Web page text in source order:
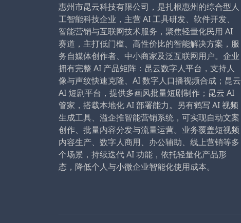
惠州市昆云科技有限公司，是扎根惠州的综合型人
工智能科技企业，主营 AI 工具研发、软件开发、
智能营销与互联网技术服务，聚焦轻量化民用 AI
赛道，主打低门槛、高性价比的智能解决方案，服
务自媒体创作者、中小商家及泛互联网用户。企业
拥有完整 AI 产品矩阵：昆云数字人平台，支持人
像与声纹快速克隆、AI 数字人口播视频合成；昆云
AI 短剧平台，提供多画风批量短剧制作；昆云 AI
管家，搭载本地化 AI 部署能力。另有鹤写 AI 视频
生成工具、溢企推智能营销系统，可实现自动文案
创作、批量内容分发与流量运营。业务覆盖短视频
内容生产、数字人商用、办公辅助、线上营销等多
个场景，持续迭代 AI 功能，依托轻量化产品形
态，降低个人与小微企业智能化使用成本。